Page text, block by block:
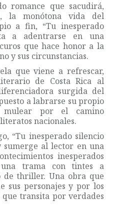
romance que sacudirá,
la monótona vida del
a fin, “Tu inesperado
a adentrarse en una
que hace honor a la
y sus circunstancias.
que viene a refrescar,
de Costa Rica al
surgida del
a labrarse su propio
mulear por el camino
nacionales.
“Tu inesperado silencio
sumerge al lector en una
inesperados
trama con tintes a
de thriller. Una obra que
sus personajes y por los
transita por verdades